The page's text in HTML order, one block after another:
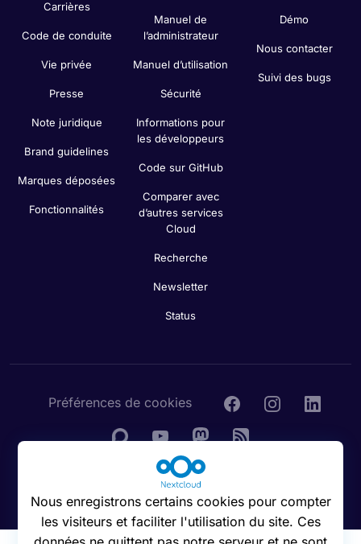
Carrières
Code de conduite
Vie privée
Presse
Note juridique
Brand guidelines
Marques déposées
Fonctionnalités
Manuel de
l’administrateur
Manuel d’utilisation
Sécurité
Informations pour
les développeurs
Code sur GitHub
Comparer avec
d’autres services
Cloud
Recherche
Newsletter
Status
Démo
Nous contacter
Suivi des bugs
Préférences de cookies
© 2016 - 2026 Nextcloud GmbH
Nous enregistrons certains cookies pour compter
les visiteurs et faciliter l'utilisation du site. Ces